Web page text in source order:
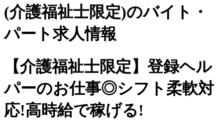
(介護福祉士限定)のバイト・
パート求人情報
【介護福祉士限定】登録ヘル
パーのお仕事◎シフト柔軟対
応!高時給で稼げる!